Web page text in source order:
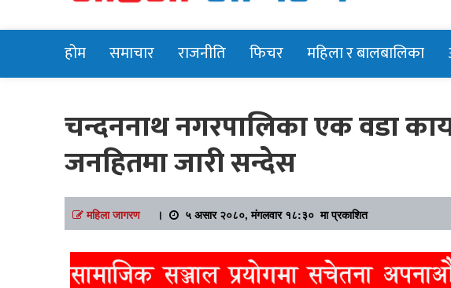
Mahilajagaran
होम समाचार राजनीति फिचर महिला र बालबालिका
चन्दननाथ नगरपालिका एक वडा
जनहितमा जारी सन्देस
महिला जागरण। ५ असार २०८०, मंगलवार १८:३० मा प्रकाशित